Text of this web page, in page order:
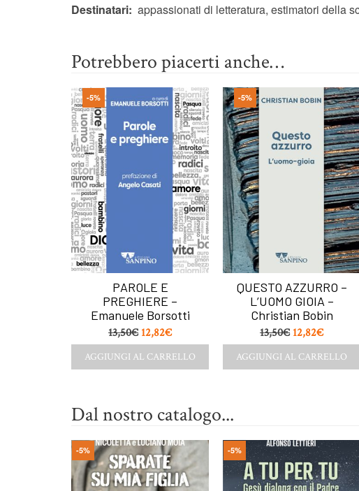
Destinatari: appassionati di letteratura, estimatori della
Potrebbero piacerti anche…
-5%
PAROLE E
PREGHIERE –
Emanuele Borsotti
13,50€ 12,82€
AGGIUNGI AL CARRELLO
-5%
QUESTO AZZURRO –
L’UOMO GIOIA –
Christian Bobin
13,50€ 12,82€
AGGIUNGI AL CARRELLO
Dal nostro catalogo...
-5% -5%